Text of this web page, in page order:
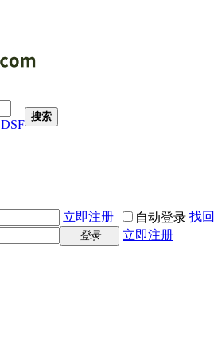
DSF
搜索
立即注册 自动登录 找
登录 立即注册